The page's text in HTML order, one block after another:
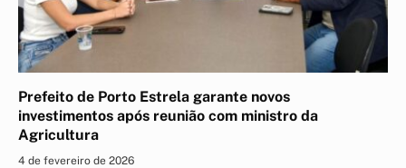
Prefeito de Porto Estrela garante novos
investimentos após reunião com ministro da
Agricultura
4 de fevereiro de 2026